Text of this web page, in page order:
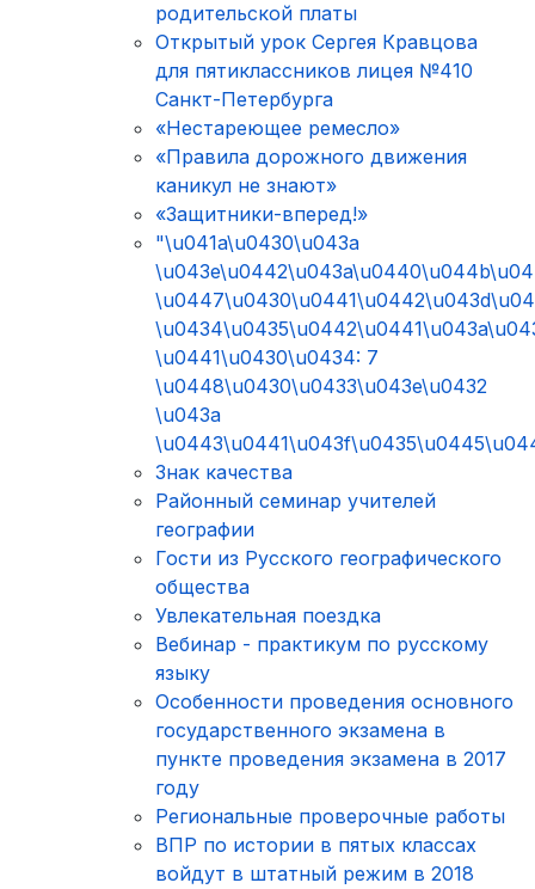
родительской платы
Открытый урок Сергея Кравцова
для пятиклассников лицея №410
Санкт-Петербурга
«Нестареющее ремесло»
«Правила дорожного движения
каникул не знают»
«Защитники-вперед!»
"\u041a\u0430\u043a
\u0441\u0430\u0434: 7
\u0448\u0430\u0433\u043e\u0432
\u043a
Знак качества
Районный семинар учителей
географии
Гости из Русского географического
общества
Увлекательная поездка
Вебинар - практикум по русскому
языку
Особенности проведения основного
государственного экзамена в
пункте проведения экзамена в 2017
году
Региональные проверочные работы
ВПР по истории в пятых классах
войдут в штатный режим в 2018